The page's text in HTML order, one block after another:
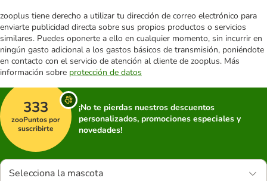
zooplus tiene derecho a utilizar tu dirección de correo electrónico para
enviarte publicidad directa sobre sus propios productos o servicios
similares. Puedes oponerte a ello en cualquier momento, sin incurrir en
ningún gasto adicional a los gastos básicos de transmisión, poniéndote
en contacto con el servicio de atención al cliente de zooplus. Más
información sobre protección de datos
333
zooPuntos por
suscribirte
¡No te pierdas nuestros descuentos
personalizados, promociones especiales y
novedades!
Selecciona la mascota